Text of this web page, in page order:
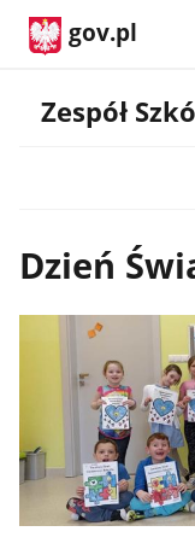
gov.pl
Zespół
Dzień